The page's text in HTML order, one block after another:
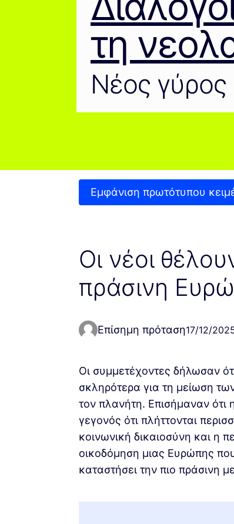
τη
Νέος
Εμφάνιση πρωτότυπου
Οι νέοι
πράσινη
Επίσημη πρόταση17/12/
Οι συμμετέχοντες δήλωσαν
σκληρότερα για τη μείωση
τον πλανήτη. Επισήμαναν
γεγονός ότι πλήττονται
κοινωνική δικαιοσύνη και η
οικοδόμηση μιας Ευρώπης
καταστήσει την πιο πράσινη